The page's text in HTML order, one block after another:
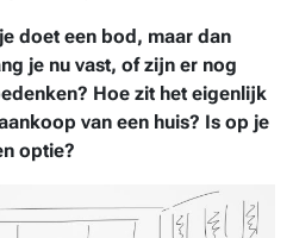
doet een bod, maar dan
je nu vast, of zijn er nog
Hoe zit het eigenlijk
van een huis? Is op je
optie?